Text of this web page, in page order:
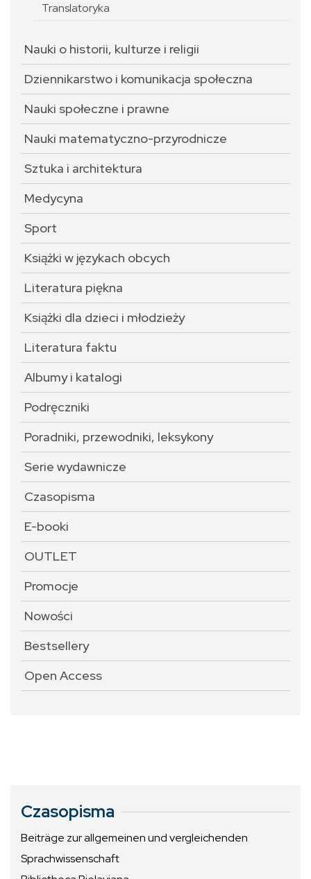
Translatoryka
Nauki o historii, kulturze i religii
Dziennikarstwo i komunikacja społeczna
Nauki społeczne i prawne
Nauki matematyczno-przyrodnicze
Sztuka i architektura
Medycyna
Sport
Książki w językach obcych
Literatura piękna
Książki dla dzieci i młodzieży
Literatura faktu
Albumy i katalogi
Podręczniki
Poradniki, przewodniki, leksykony
Serie wydawnicze
Czasopisma
E-booki
OUTLET
Promocje
Nowości
Bestsellery
Open Access
Czasopisma
Beiträge zur allgemeinen und vergleichenden
Sprachwissenschaft